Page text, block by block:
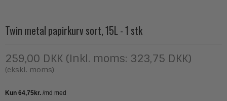
Twin metal papirkurv sort, 15L - 1 stk
259,00 DKK (Inkl. moms: 323,75 DKK)
(ekskl. moms)